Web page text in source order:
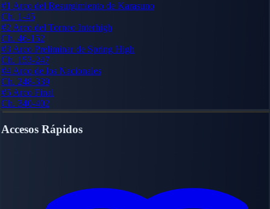
#1 Arco del Resurgimiento de Karasuno
Ch. 1-45
#2 Arco del Torneo Interhigh
Ch. 46-152
#3 Arco Preliminar de Spring High
Ch. 153-247
#4 Arco de los Nacionales
Ch. 248-339
#5 Arco Final
Ch. 340-402
Accesos Rápidos